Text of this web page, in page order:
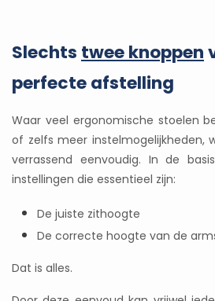
Slechts twee knoppen
perfecte afstelling
Waar veel ergonomische stoelen
of zelfs meer instelmogelijkheden,
verrassend eenvoudig. In de
instellingen die essentieel zijn:
De juiste zithoogte
De correcte hoogte van de
Dat is alles.